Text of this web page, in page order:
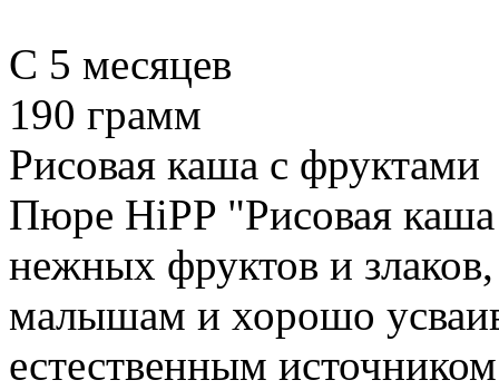
C 5 месяцев
190 грамм
Рисовая каша с фруктами
Пюре HiPP "Рисовая
нежных фруктов и
малышам и хорошо
естественным